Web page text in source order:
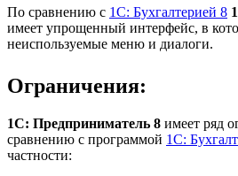
По сравнению с 1С: Бухгалтерией 8
имеет упрощенный интерфейс, в
неиспользуемые меню и диалоги.
Ограничения:
1С: Предприниматель 8 имеет ряд
сравнению с программой 1С:
частности: